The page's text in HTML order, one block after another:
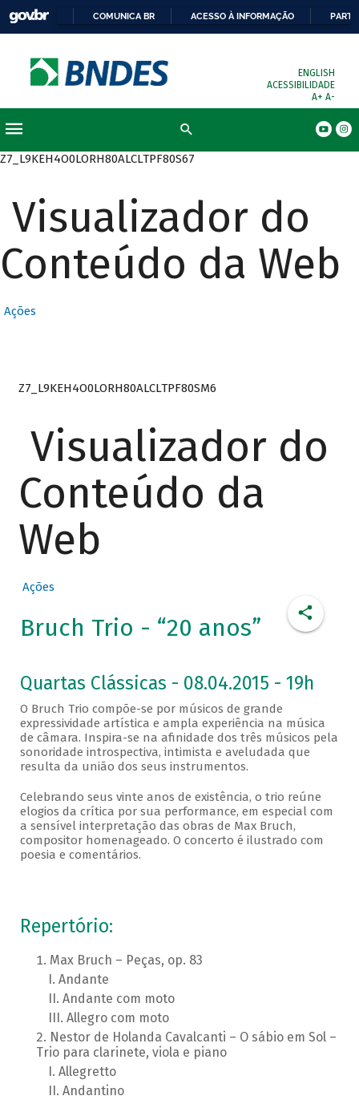
COMUNICA BR ACESSO À INFORMAÇÃO
ENGLISH
ACESSIBILIDADE
A+ A-
Z7_L9KEH4O0LORH80ALCLTPF80S67
Visualizador do
Conteúdo da Web
Ações
Z7_L9KEH4O0LORH80ALCLTPF80SM6
Visualizador do
Conteúdo da
Web
Ações
Bruch Trio - “20 anos”
Quartas Clássicas - 08.04.2015 - 19h
O Bruch Trio compõe-se por músicos de grande
expressividade artística e ampla experiência na música
de câmara. Inspira-se na afinidade dos três músicos pela
sonoridade introspectiva, intimista e aveludada que
resulta da união dos seus instrumentos.
Celebrando seus vinte anos de existência, o trio reúne
elogios da crítica por sua performance, em especial com
a sensível interpretação das obras de Max Bruch,
compositor homenageado. O concerto é ilustrado com
poesia e comentários.
Repertório:
Max Bruch – Peças, op. 83
Andante
Andante com moto
Allegro com moto
Nestor de Holanda Cavalcanti – O sábio em Sol –
Trio para clarinete, viola e piano
Allegretto
Andantino